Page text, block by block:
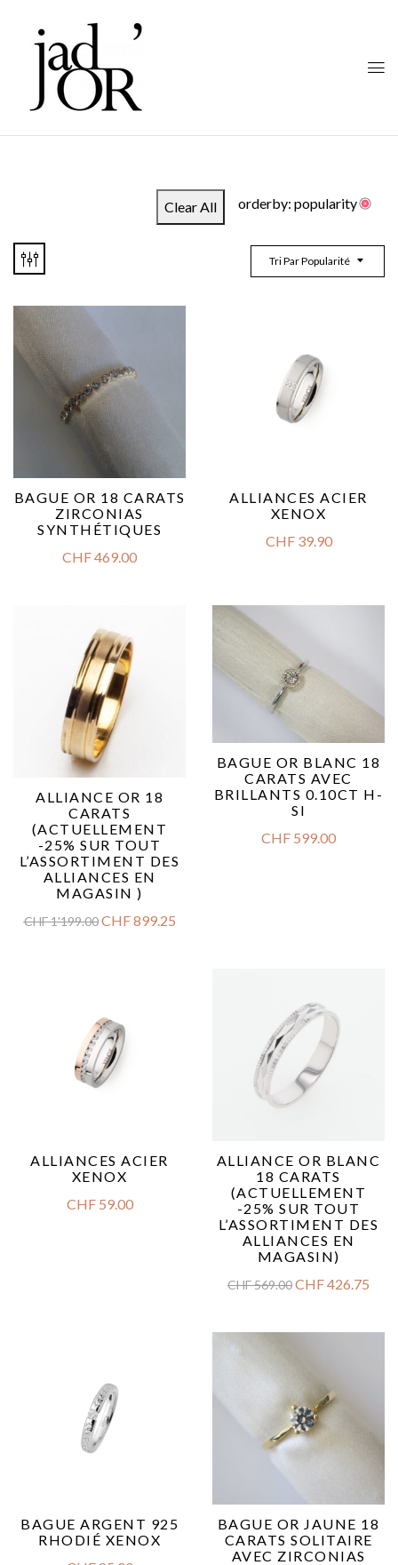
Clear All orderby: popularity
Tri Par Popularité
BAGUE OR 18 CARATS
ZIRCONIAS
SYNTHÉTIQUES
CHF469.00
ALLIANCES ACIER
XENOX
CHF39.90
ALLIANCE OR 18
CARATS
(ACTUELLEMENT
-25% SUR TOUT
L’ASSORTIMENT DES
ALLIANCES EN
MAGASIN )
CHF1'199.00 CHF899.25
BAGUE OR BLANC 18
CARATS AVEC
BRILLANTS 0.10CT H-
SI
CHF 599.00
ALLIANCES ACIER
XENOX
CHF59.00
ALLIANCE OR BLANC
18 CARATS
(ACTUELLEMENT
-25% SUR TOUT
L’ASSORTIMENT DES
ALLIANCES EN
MAGASIN)
CHF569.00CHF426.75
BAGUE ARGENT 925
RHODIÉ XENOX
BAGUE OR JAUNE 18
CARATS SOLITAIRE
AVEC ZIRCONIAS